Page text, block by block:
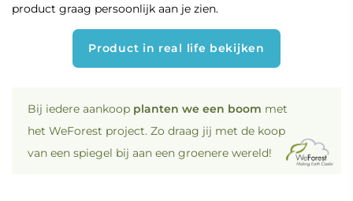
product graag persoonlijk aan je zien.
Product in real life bekijken
Bij iedere aankoop planten we een boom met
het WeForest project. Zo draag jij met de koop
van een spiegel bij aan een groenere wereld!